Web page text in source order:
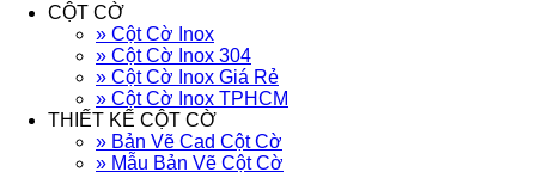
CỘT CỜ
» Cột Cờ Inox
» Cột Cờ Inox 304
» Cột Cờ Inox Giá Rẻ
» Cột Cờ Inox TPHCM
THIẾT KẾ CỘT CỜ
» Bản Vẽ Cad Cột Cờ
» Mẫu Bản Vẽ Cột Cờ